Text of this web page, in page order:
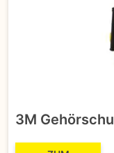
3M